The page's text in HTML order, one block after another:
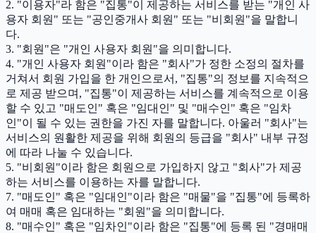
2. "이용자"라 함은 "집통"이 제공하는 서비스를 받는 "개인 사
용자 회원" 또는 "공인중개사 회원" 또는 "비회원"을 말합니
다.
3. "회원"은 "개인 사용자 회원"을 의미합니다.
4. "개인 사용자 회원"이라 함은 "회사"가 정한 소정의 절차를
거쳐서 회원 가입을 한 개인으로서, "집통"의 정보를 지속적으
로 제공 받으며, "집통"이 제공하는 서비스를 계속적으로 이용
할 수 있고 "매도인" 혹은 "임대인" 및 "매수인" 혹은 "임차
인"이 될 수 있는 권한을 가진 자를 말합니다. 아울러 "회사"는
서비스의 원활한 제공을 위해 회원의 등급을 "회사" 내부 규정
에 따라 나눌 수 있습니다.
5. "비회원"이라 함은 회원으로 가입하지 않고 "회사"가 제공
하는 서비스를 이용하는 자를 말합니다.
7. "매도인" 혹은 "임대인"이라 함은 "매물"을 "집통"에 등록하
여 매매 혹은 임대하는 "회원"을 의미합니다.
8. "매수인" 혹은 "임차인"이라 함은 "집통"에 등록 된 "경매매